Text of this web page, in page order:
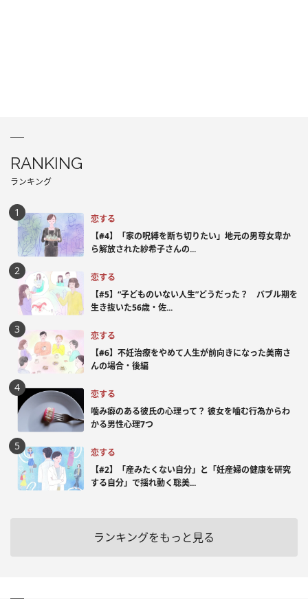
RANKING
ランキング
恋する
【#4】「家の呪縛を断ち切りたい」地元の男尊女卑か
ら解放された紗希子さんの...
恋する
【#5】“子どものいない人生”どうだった？ バブル期を
生き抜いた56歳・佐...
恋する
【#6】不妊治療をやめて人生が前向きになった美南さ
んの場合・後編
恋する
噛み癖のある彼氏の心理って？ 彼女を噛む行為からわ
かる男性心理7つ
恋する
【#2】「産みたくない自分」と「妊産婦の健康を研究
する自分」で揺れ動く聡美...
ランキングをもっと見る